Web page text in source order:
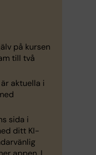
på kursen
till två
aktuella i
sida i
ditt KI-